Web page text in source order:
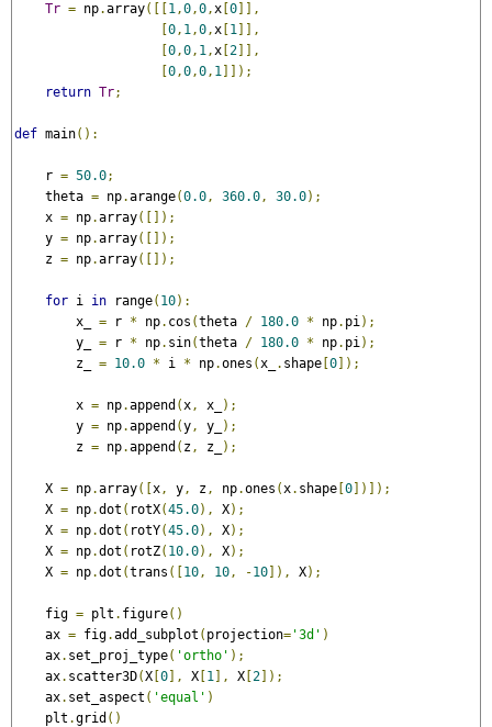
Tr = np.array([[ 1,0,0,x 0 ]],
0, 1,0,x 1 ]],
0,0, 1,x 2 ]],
0,0,0, 1 ]]);
return Tr;
def main():
    r
= 50.0;
    theta
= np.arange(0.0, 360.0, 30.0);
    x
= np.array([]);
    y
= np.array([]);
    z
= np.array([]);
for i in range( 10):
        x_
= r * np. cos (theta / 180.0 * np. pi);
        y_
= r * np. sin(theta / 180.0 * np. pi);
        z_
= 10.0 * i * np.ones (x_ . shape 0 ]);
        x
= np.append (x, x_
);
        y
= np.append (y, y_
);
        z
= np.append ( z, z_ );
    X
= np.array([ x, y, z, np.ones (x. shape 0 ])]);
    X
= np.dot ( rotX(45.0), X);
    X
= np.dot ( rotY(45.0), X);
    X
= np.dot ( rotZ( 10.0), X);
    X
= np.dot (trans ([ 10, 10, -10 ]), X);
    fig
= plt . figure()
    ax
= fig.add_subplot ( projection= '3d' )
    ax
. set_proj_type( 'ortho' );
    ax
. scatter3D(X 0 ], X 1 ], X 2 ]);
    ax
. set_aspect ( 'equal' )
    plt
.grid ()